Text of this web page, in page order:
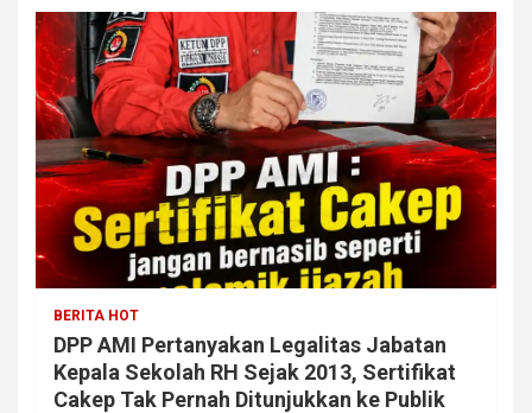
BERITA HOT
DPP AMI Pertanyakan Legalitas Jabatan
Kepala Sekolah RH Sejak 2013, Sertifikat
Cakep Tak Pernah Ditunjukkan ke Publik